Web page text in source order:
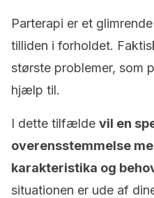
Parterapi er et
tilliden i forholdet.
største problemer, som
hjælp til.
I dette tilfælde vil en
overensstemmelse
karakteristika og
situationen er ude af